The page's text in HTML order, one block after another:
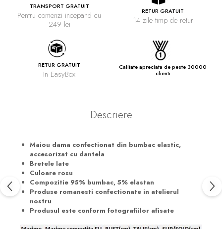
TRANSPORT GRATUIT
Pentru comenzi incepand cu
249 lei
RETUR GRATUIT
14 zile timp de retur
RETUR GRATUIT
In EasyBox
Calitate apreciata de peste 30000
clienti
Descriere
Maiou dama confectionat din bumbac elastic,
accesorizat cu dantela
Bretele late
Culoare rosu
Compozitie 95% bumbac, 5% elastan
Produse romanesti confectionate in atelierul
nostru
Produsul este conform fotografiilor afisate